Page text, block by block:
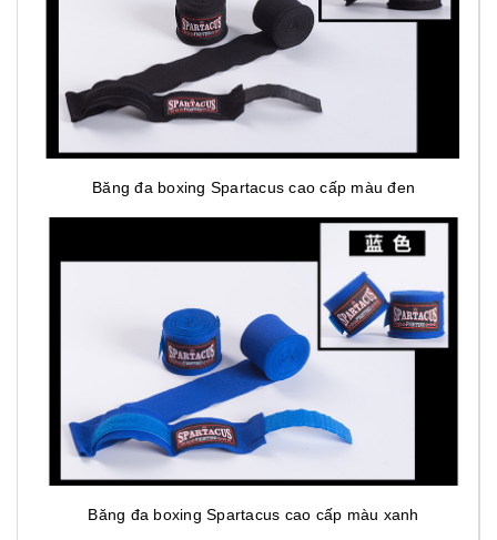
Băng đa boxing Spartacus cao cấp màu đen
Băng đa boxing Spartacus cao cấp màu xanh